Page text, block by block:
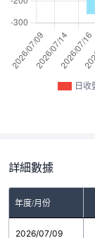
日收
詳細數據
年度/月份
2026/07/09